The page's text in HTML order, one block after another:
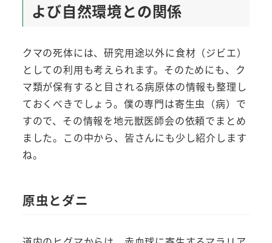
よび自然環境との関係
クマの死体には、研究用途以外に食材（ジビエ）
としての利用も考えられます。そのためにも、ク
マ類が保有すると目される病原体の情報も整理し
ておくべきでしょう。僕の専門は寄生虫（病）で
すので、その情報を地元獣医師会の依頼でまとめ
ました。この中から、皆さんにも少し紹介します
ね。
原虫とダニ